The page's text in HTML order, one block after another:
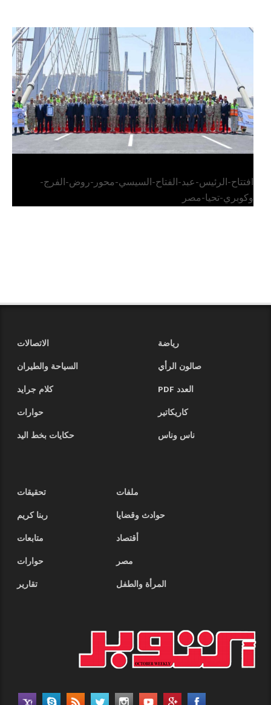
الرئيس عبد الفتاح السيسي يفتتح محور روض الفرج
وكوبري تحيا مصر
افتتاح-الرئيس-عبد-الفتاح-السيسي-محور-روض-الفرج-
وكوبري-تحيا-مصر
رياضة
الاتصالات
صالون الرأي
السياحة والطيران
العدد PDF
كلام جرايد
كاريكاتير
حوارات
ناس وناس
حكايات بخط اليد
ملفات
تحقيقات
حوادث وقضايا
ربنا كريم
أقتصاد
متابعات
مصر
حوارات
المرأة والطفل
تقارير